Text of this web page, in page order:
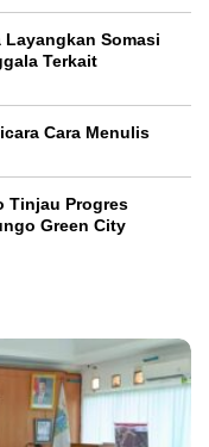
Layangkan Somasi
Terkait
Cara Menulis
Tinjau Progres
Green City